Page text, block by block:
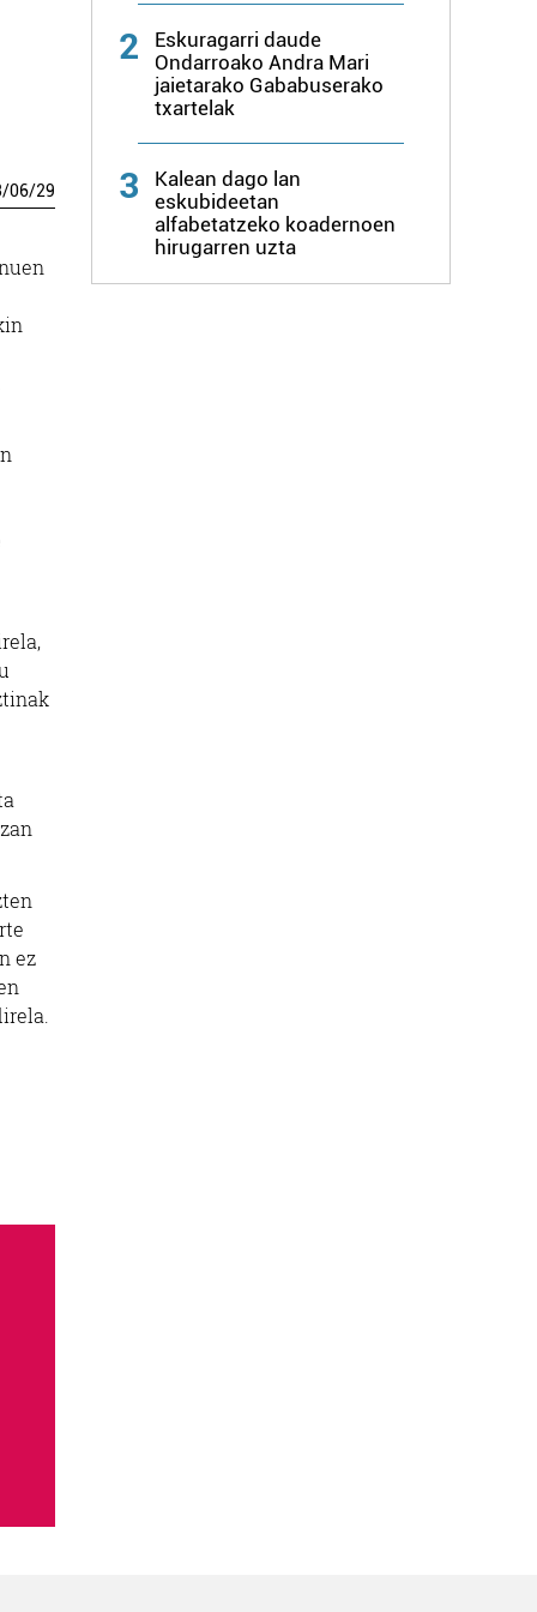
/06/29
ez
2
Eskuragarri daude
Ondarroako Andra Mari
jaietarako Gababuserako
txartelak
3
Kalean dago lan
eskubideetan
alfabetatzeko koadernoen
hirugarren uzta